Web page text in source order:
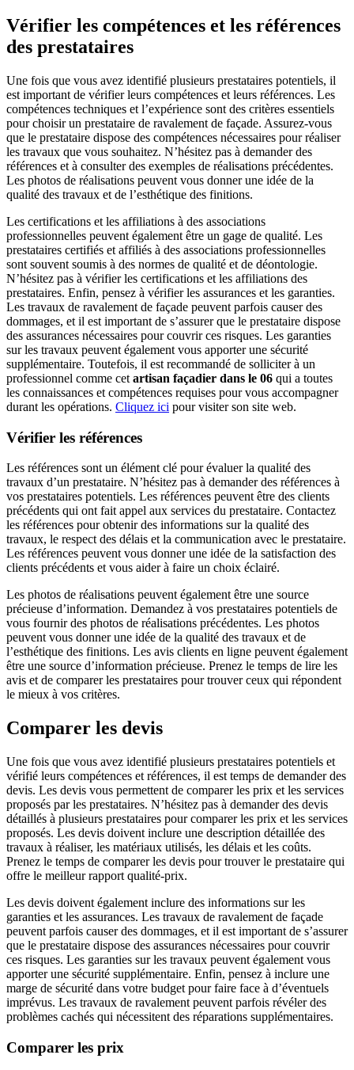
Vérifier les compétences et les références
des prestataires
Une fois que vous avez identifié plusieurs prestataires potentiels, il
est important de vérifier leurs compétences et leurs références. Les
compétences techniques et l’expérience sont des critères essentiels
pour choisir un prestataire de ravalement de façade. Assurez-vous
que le prestataire dispose des compétences nécessaires pour réaliser
les travaux que vous souhaitez. N’hésitez pas à demander des
références et à consulter des exemples de réalisations précédentes.
Les photos de réalisations peuvent vous donner une idée de la
qualité des travaux et de l’esthétique des finitions.
Les certifications et les affiliations à des associations
professionnelles peuvent également être un gage de qualité. Les
prestataires certifiés et affiliés à des associations professionnelles
sont souvent soumis à des normes de qualité et de déontologie.
N’hésitez pas à vérifier les certifications et les affiliations des
prestataires. Enfin, pensez à vérifier les assurances et les garanties.
Les travaux de ravalement de façade peuvent parfois causer des
dommages, et il est important de s’assurer que le prestataire dispose
des assurances nécessaires pour couvrir ces risques. Les garanties
sur les travaux peuvent également vous apporter une sécurité
supplémentaire. Toutefois, il est recommandé de solliciter à un
professionnel comme cet artisan façadier dans le 06 qui a toutes
les connaissances et compétences requises pour vous accompagner
durant les opérations. Cliquez ici pour visiter son site web.
Vérifier les références
Les références sont un élément clé pour évaluer la qualité des
travaux d’un prestataire. N’hésitez pas à demander des références à
vos prestataires potentiels. Les références peuvent être des clients
précédents qui ont fait appel aux services du prestataire. Contactez
les références pour obtenir des informations sur la qualité des
travaux, le respect des délais et la communication avec le prestataire.
Les références peuvent vous donner une idée de la satisfaction des
clients précédents et vous aider à faire un choix éclairé.
Les photos de réalisations peuvent également être une source
précieuse d’information. Demandez à vos prestataires potentiels de
vous fournir des photos de réalisations précédentes. Les photos
peuvent vous donner une idée de la qualité des travaux et de
l’esthétique des finitions. Les avis clients en ligne peuvent également
être une source d’information précieuse. Prenez le temps de lire les
avis et de comparer les prestataires pour trouver ceux qui répondent
le mieux à vos critères.
Comparer les devis
Une fois que vous avez identifié plusieurs prestataires potentiels et
vérifié leurs compétences et références, il est temps de demander des
devis. Les devis vous permettent de comparer les prix et les services
proposés par les prestataires. N’hésitez pas à demander des devis
détaillés à plusieurs prestataires pour comparer les prix et les services
proposés. Les devis doivent inclure une description détaillée des
travaux à réaliser, les matériaux utilisés, les délais et les coûts.
Prenez le temps de comparer les devis pour trouver le prestataire qui
offre le meilleur rapport qualité-prix.
Les devis doivent également inclure des informations sur les
garanties et les assurances. Les travaux de ravalement de façade
peuvent parfois causer des dommages, et il est important de s’assurer
que le prestataire dispose des assurances nécessaires pour couvrir
ces risques. Les garanties sur les travaux peuvent également vous
apporter une sécurité supplémentaire. Enfin, pensez à inclure une
marge de sécurité dans votre budget pour faire face à d’éventuels
imprévus. Les travaux de ravalement peuvent parfois révéler des
problèmes cachés qui nécessitent des réparations supplémentaires.
Comparer les prix